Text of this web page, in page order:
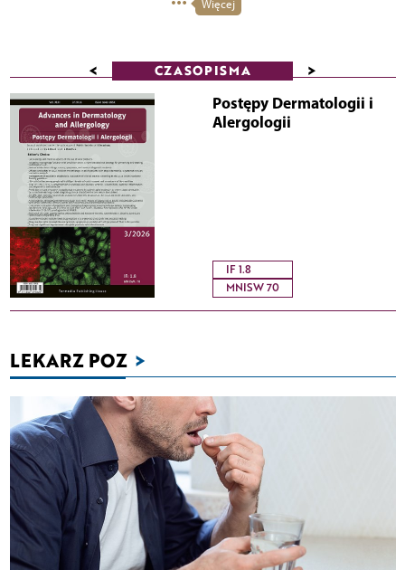
Więcej
< CZASOPISMA >
Postępy Dermatologii i
Alergologii
IF 1.8
MNISW 70
LEKARZ POZ >